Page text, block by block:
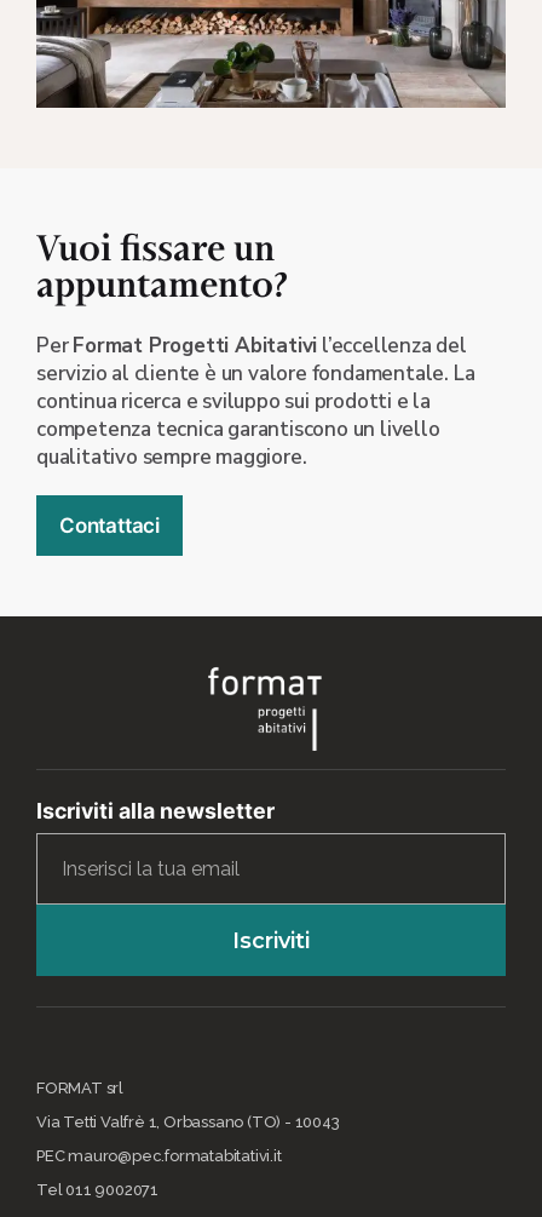
Vuoi fissare un
appuntamento?
PerFormat Progetti Abitativi l’eccellenza del
servizio al cliente è un valore fondamentale. La
continua ricerca e sviluppo sui prodotti e la
competenza tecnica garantiscono un livello
qualitativo sempre maggiore.
Contattaci
Iscriviti alla newsletter
Iscriviti
FORMAT srl
Via Tetti Valfrè 1, Orbassano (TO) - 10043
PEC mauro@pec.formatabitativi.it
Tel 011 9002071